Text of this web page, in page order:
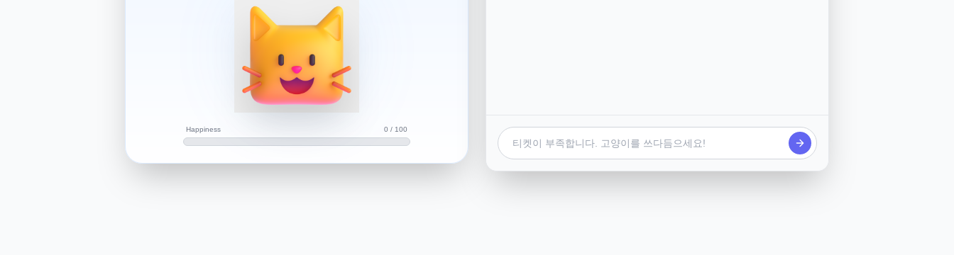
우선 올해 3학년이 되면
9학년으로 반학년 낮쳐서 들어갈순 있어요.
제가 중3때 9월학기에 9학년으로 시작했어요 ^^
8학년으로는 아마 안될 가능성이 있지만 학교에다 물어볼수는 있습니
생일이 조금 늦으면 가능할수도 있어요!!
Happiness 0 / 100